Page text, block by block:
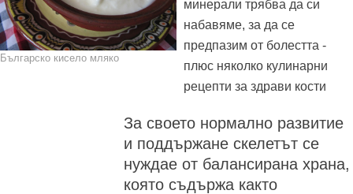
Българско кисело мляко
минерали трябва да си
набавяме, за да се
предпазим от болестта -
плюс няколко кулинарни
рецепти за здрави кости
За своето нормално развитие
и поддържане скелетът се
нуждае от балансирана храна,
която съдържа както